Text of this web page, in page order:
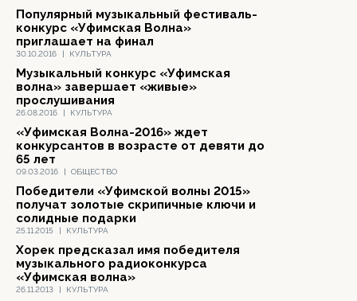
30.10.2016 | КУЛЬТУРА
Популярный музыкальный фестиваль-
конкурс «Уфимская Волна»
приглашает на финал
26.08.2016 | КУЛЬТУРА
Музыкальный конкурс «Уфимская
волна» завершает «живые»
прослушивания
09.03.2016 | ОБЩЕСТВО
«Уфимская Волна-2016» ждет
конкурсантов в возрасте от девяти до
65 лет
25.11.2015 | КУЛЬТУРА
Победители «Уфимской волны 2015»
получат золотые скрипичные ключи и
солидные подарки
26.11.2013 | КУЛЬТУРА
Хорек предсказал имя победителя
музыкального радиоконкурса
«Уфимская волна»